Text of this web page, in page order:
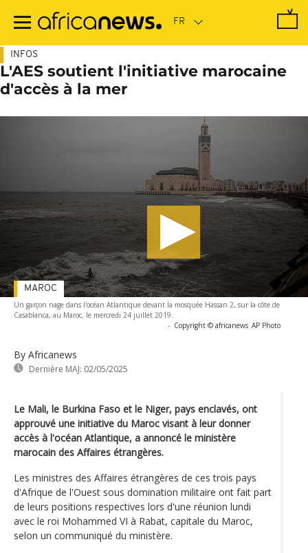
contenu
INFOS
L'AES soutient l'initiative marocaine
d'accès à la mer
Un garçon nage dans l'océan Atlantique devant la mosquée Hassan 2, sur la côte de
Casablanca, au Maroc, le mercredi 24 juillet 2019.
- Copyright © africanews AP Photo
By Africanews
Dernière MAJ: 02/05/2025
MAROC
Le Mali, le Burkina Faso et le Niger, pays enclavés, ont
approuvé une initiative du Maroc visant à leur donner
accès à l'océan Atlantique, a annoncé le ministère
marocain des Affaires étrangères.
Les ministres des Affaires étrangères de ces trois pays
d'Afrique de l'Ouest sous domination militaire ont fait part
de leurs positions respectives lors d'une réunion lundi
avec le roi Mohammed VI à Rabat, capitale du Maroc,
selon un communiqué du ministère.